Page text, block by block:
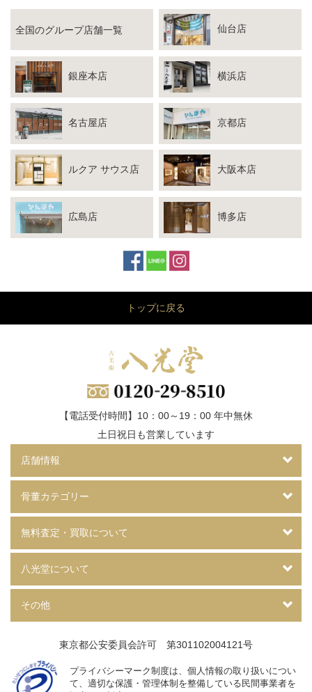
全国のグループ店舗一覧 仙台店
銀座本店 横浜店
名古屋店 京都店
ルクア サウス店 大阪本店
広島店 博多店
トップに戻る
【電話受付時間】10：00～19：00 年中無休
土日祝日も営業しています
店舗情報
骨董カテゴリー
無料査定・買取について
八光堂について
その他
東京都公安委員会許可 第301102004121号
プライバシーマーク制度は、個人情報の取り扱いについ
て、適切な保護・管理体制を整備している民間事業者を